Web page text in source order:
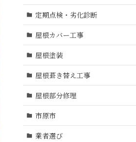
定期点検・劣化診断
屋根カバー工事
屋根塗装
屋根葺き替え工事
屋根部分修理
市原市
業者選び